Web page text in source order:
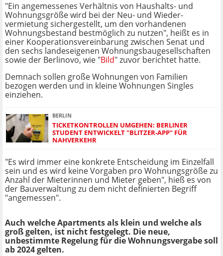
"Ein angemessenes Verhältnis von Haushalts- und
Wohnungsgröße wird bei der Neu- und Wieder­
vermietung sichergestellt, um den vorhandenen
Wohnungsbestand bestmöglich zu nutzen", heißt es in
einer Kooperationsvereinbarung zwischen Senat und
den sechs landeseigenen Wohnungsbaugesellschaften
sowie der Berlinovo, wie "Bild" zuvor berichtet hatte.
Demnach sollen große Wohnungen von Familien
bezogen werden und in kleine Wohnungen Singles
einziehen.
BERLIN
TICKETKONTROLLEN UMGEHEN: BERLINER
STUDENT ENTWICKELT "BLITZER-APP" FÜR
NAHVERKEHR
"Es wird immer eine konkrete Entscheidung im Einzelfall
sein und es wird keine Vorgaben pro Wohnungsgröße zu
Anzahl der Mieterinnen und Mieter geben", hieß es von
der Bauverwaltung zu dem nicht definierten Begriff
"angemessen".
Auch welche Apartments als klein und welche als
groß gelten, ist nicht festgelegt. Die neue,
unbestimmte Regelung für die Wohnungsvergabe soll
ab 2024 gelten.